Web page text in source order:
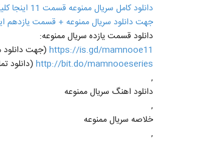
دانلود کامل سریال ممنوعه قسمت 11 اینجا کلیک کنید
جهت دانلود سریال ممنوعه + قسمت یازدهم
دانلود قسمت یازده سریال ممنوعه:
https://is.gd/mamnooe11 (جهت دانلود ممنوعه +
http://bit.do/mamnooeseries (دانلود
,
دانلود اهنگ سریال ممنوعه
,
خلاصه سریال ممنوعه
,